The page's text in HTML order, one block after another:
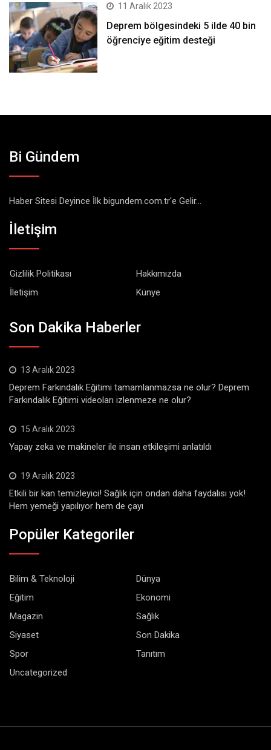
11 Aralık 2023
Deprem bölgesindeki 5 ilde 40 bin
öğrenciye eğitim desteği
Bi Gündem
Haber Sitesi Deyince İlk bigundem.com.tr'e Gelir...
İletişim
Gizlilik Politikası
Hakkımızda
İletişim
Künye
Son Dakika Haberler
13 Aralık 2023
Deprem Farkındalık Eğitimi tamamlanmazsa ne olur? Deprem
Farkındalık Eğitimi videoları izlenmeze ne olur?
15 Aralık 2023
Yapay zeka ve makineler ile insan etkileşimi anlatıldı
19 Aralık 2023
Etkili bir kan temizleyici! Sağlık için ondan daha faydalısı yok!
Hem yemeği yapılıyor hem de çayı
Popüler Kategoriler
Bilim & Teknoloji
Dünya
Eğitim
Ekonomi
Magazin
Sağlık
Siyaset
Son Dakika
Spor
Tanıtım
Uncategorized